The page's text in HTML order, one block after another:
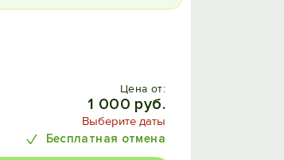
Цена от:
1 000 руб.
Выберите даты
Бесплатная отмена